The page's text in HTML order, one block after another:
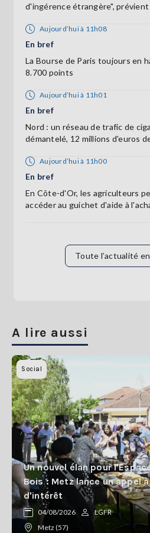
d'ingérence étrangère",
Aujourd’hui à 11h08
En bref
La Bourse de Paris toujours en
8.700 points
Aujourd’hui à 11h01
En bref
Nord : un réseau de trafic de
démantelé, 12 millions d'euros
Aujourd’hui à 11h00
En bref
En Côte-d'Or, les agriculteurs
accéder au guichet d'aide à
Toute l’actualité
A lire aussi
Social
Un nouvel élan pour
Bois : Metz lance un appel
d'intérêt
04/08/2026
LGFR
Metz (57)